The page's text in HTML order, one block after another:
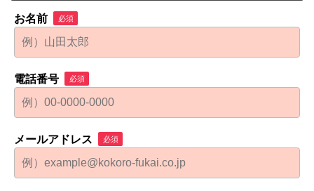
お名前 必須
電話番号 必須
メールアドレス 必須